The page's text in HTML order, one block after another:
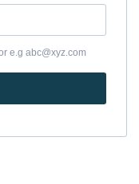
e.g abc@xyz.com